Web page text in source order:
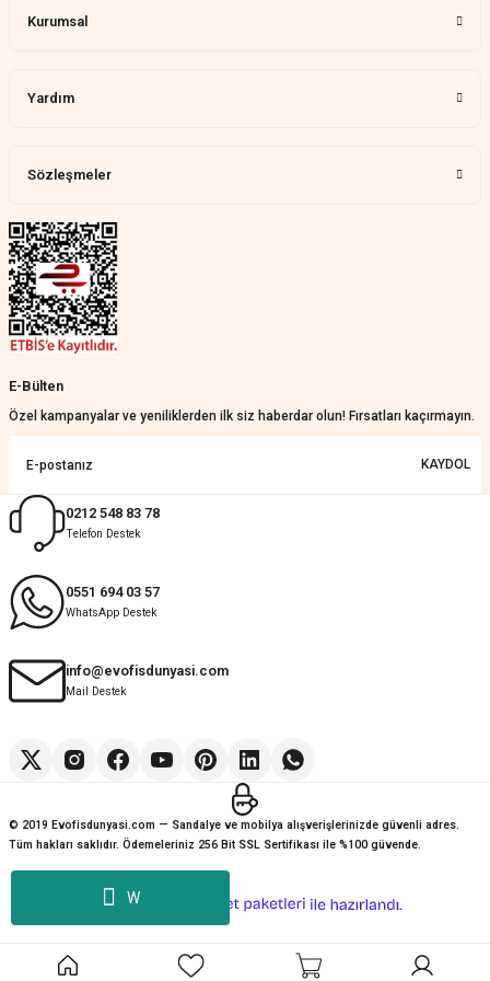
W
verirler, çok yardım ederler.
Teslim çok çabuk geldi. Montaj çok
Nathalie Prevost | 22/07/2026
Çok ilgililerdi
Merve Özen | 17/07/2026
KeRiM BeRBeR | 16/07/2026
Sorunsuz ve güvenilir
Muhammed Adsiz | 14/07/2026
Kolay
G... K... | 14/07/2026
Kurumsal
Yardım
Sözleşmeler
E-Bülten
Özel kampanyalar ve yeniliklerden ilk siz haberdar olun! Fırsatları kaçırmayın.
KAYDOL
0212 548 83 78
Telefon Destek
0551 694 03 57
WhatsApp Destek
info@evofisdunyasi.com
Mail Destek
© 2019 Evofisdunyasi.com — Sandalye ve mobilya alışverişlerinizde güvenli adres.
Tüm hakları saklıdır. Ödemeleriniz 256 Bit SSL Sertifikası ile %100 güvende.
e-